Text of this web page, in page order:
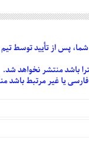
پس از تأییدتوسط
باشد منتشر نخواهد شد.
فارسی یا غیر مرتبط باشد